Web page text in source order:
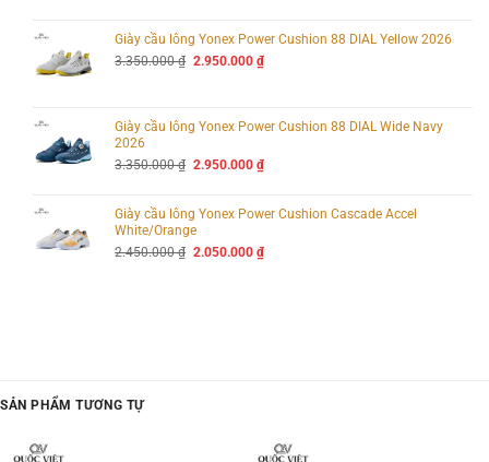
2.240.000 ₫.
Giày cầu lông Yonex Power Cushion 88 DIAL Yellow 2026
3.350.000₫ Giá
2.950.000 ₫Giá
2.950.000 ₫.
Giày cầu lông Yonex Power Cushion 88 DIAL Wide Navy
2026
3.350.000₫ Giá
3.350.000 ₫.
2.950.000 ₫Giá
là:
Giày cầu lông Yonex Power Cushion Cascade Accel
White/Orange
2.450.000₫ Giá
2.050.000 ₫Giá
SẢN PHẨM TƯƠNG TỰ